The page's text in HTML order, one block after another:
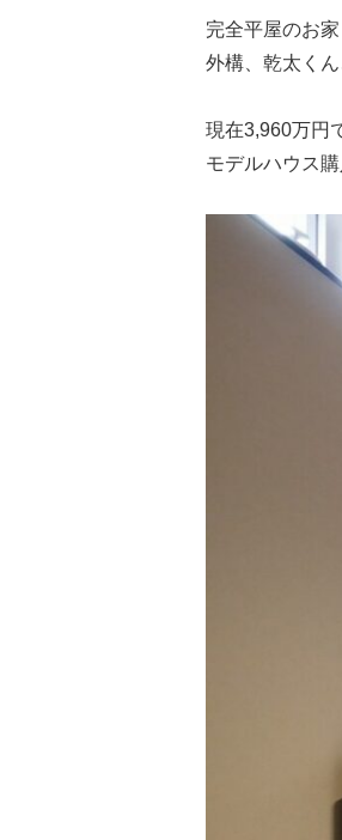
完全平屋のお
外構、乾太く
現在3,960万円
モデルハウス